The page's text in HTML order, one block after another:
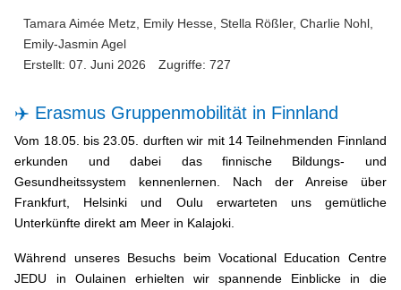
Tamara Aimée Metz, Emily Hesse, Stella Rößler, Charlie Nohl,
Emily-Jasmin Agel
Erstellt: 07. Juni 2026
Zugriffe: 727
✈️ Erasmus Gruppenmobilität in Finnland
Vom 18.05. bis 23.05. durften wir mit 14 Teilnehmenden Finnland
erkunden und dabei das finnische Bildungs- und
Gesundheitssystem kennenlernen. Nach der Anreise über
Frankfurt, Helsinki und Oulu erwarteten uns gemütliche
Unterkünfte direkt am Meer in Kalajoki.
Während unseres Besuchs beim Vocational Education Centre
JEDU in Oulainen erhielten wir spannende Einblicke in die